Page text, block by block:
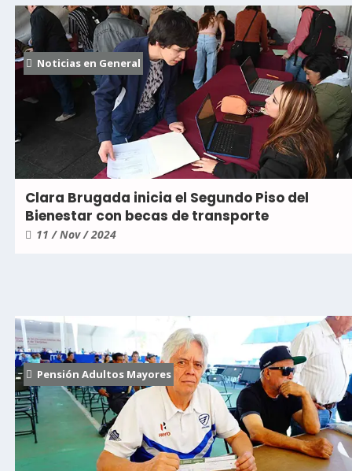
Noticias en General
Clara Brugada inicia el Segundo Piso del
Bienestar con becas de transporte
11 / Nov / 2024
Pensión Adultos Mayores